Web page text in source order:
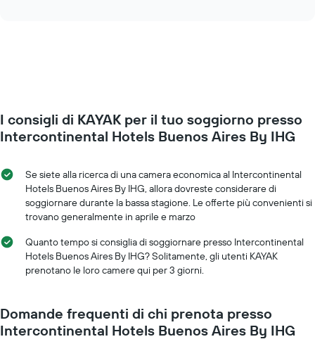
a
indicare
medio
una
camera
mano
che
avvicina
alla
data
del
soggiorno
grafico
ha
a
indicare
I consigli di KAYAK per il tuo soggiorno presso
Intercontinental Hotels Buenos Aires By IHG
Se siete alla ricerca di una camera economica al Intercontinental
Hotels Buenos Aires By IHG, allora dovreste considerare di
soggiornare durante la bassa stagione. Le offerte più convenienti si
trovano generalmente in aprile e marzo
Quanto tempo si consiglia di soggiornare presso Intercontinental
Hotels Buenos Aires By IHG? Solitamente, gli utenti KAYAK
prenotano le loro camere qui per 3 giorni.
Domande frequenti di chi prenota presso
Intercontinental Hotels Buenos Aires By IHG